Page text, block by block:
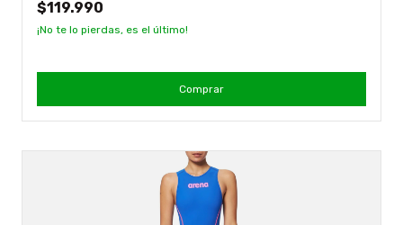
$119.990
¡No te lo pierdas, es el último!
Comprar